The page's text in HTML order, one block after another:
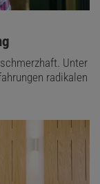
Unter
radikalen